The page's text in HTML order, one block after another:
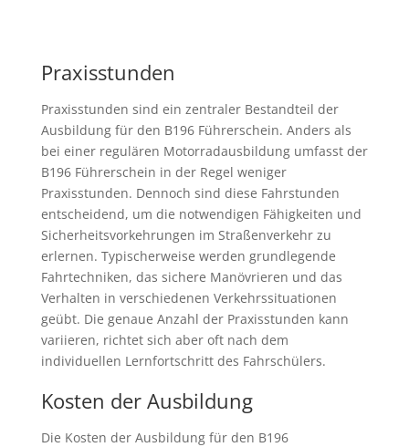
Praxisstunden
Praxisstunden sind ein zentraler Bestandteil der
Ausbildung für den B196 Führerschein. Anders als
bei einer regulären Motorradausbildung umfasst der
B196 Führerschein in der Regel weniger
Praxisstunden. Dennoch sind diese Fahrstunden
entscheidend, um die notwendigen Fähigkeiten und
Sicherheitsvorkehrungen im Straßenverkehr zu
erlernen. Typischerweise werden grundlegende
Fahrtechniken, das sichere Manövrieren und das
Verhalten in verschiedenen Verkehrssituationen
geübt. Die genaue Anzahl der Praxisstunden kann
variieren, richtet sich aber oft nach dem
individuellen Lernfortschritt des Fahrschülers.
Kosten der Ausbildung
Die Kosten der Ausbildung für den B196